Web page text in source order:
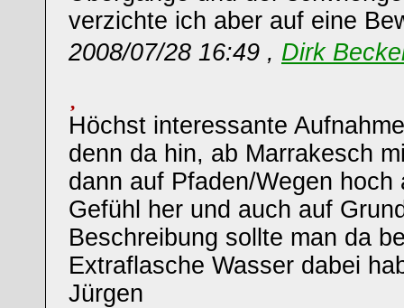
verzichte ich aber auf eine
2008/07/28 16:49 , Dirk
Höchst interessante
denn da hin, ab Marrakesch
dann auf Pfaden/Wegen hoch
Gefühl her und auch auf
Beschreibung sollte man da
Extraflasche Wasser dabei
Jürgen